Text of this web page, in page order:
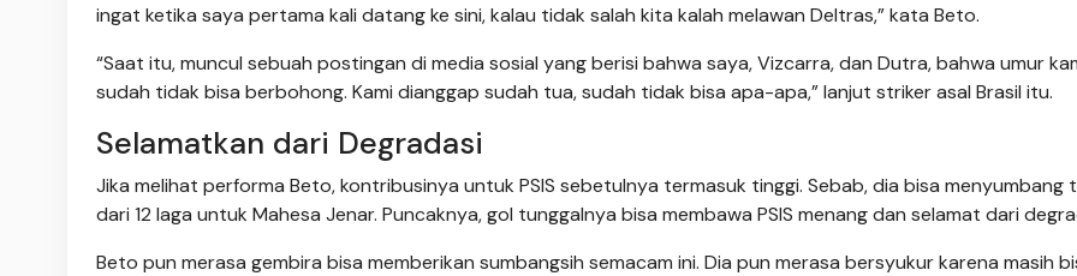
ingat ketika saya pertama kali datang ke sini, kalau tidak salah kita kalah melawan Deltras,” kata Beto.
“Saat itu, muncul sebuah postingan di media sosial yang berisi bahwa saya, Vizcarra, dan Dutra, bahwa umur
sudah tidak bisa berbohong. Kami dianggap sudah tua, sudah tidak bisa apa-apa,” lanjut striker asal Brasil itu.
Selamatkan dari Degradasi
Jika melihat performa Beto, kontribusinya untuk PSIS sebetulnya termasuk tinggi. Sebab, dia bisa menyumbang
dari 12 laga untuk Mahesa Jenar. Puncaknya, gol tunggalnya bisa membawa PSIS menang dan selamat dari
Beto pun merasa gembira bisa memberikan sumbangsih semacam ini. Dia pun merasa bersyukur karena masih